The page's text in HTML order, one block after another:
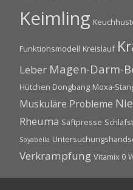
Keimling
Funktionsmodell Kreislauf
Leber Magen-Darm-
Hütchen Dongbang Moxa-
Muskuläre Probleme
Rheuma Saftpresse
Soyabella
Verkrampfung Vitamix 0